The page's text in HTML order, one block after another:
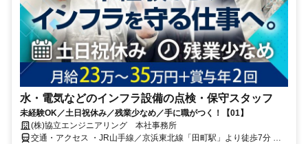
水・電気などのインフラ設備の点検・保守スタッフ
未経験OK／土日祝休み／残業少なめ／手に職がつく！【01】
(株)協立エンジニアリング 本社事務所
交通・アクセス ・JR山手線／京浜東北線「田町駅」より徒歩7分 ・